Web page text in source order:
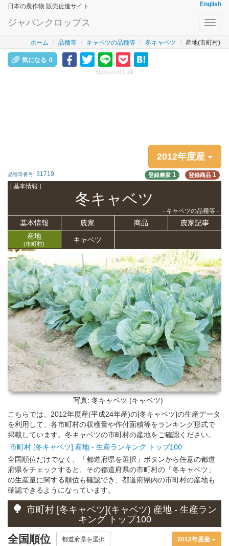
日本の農作物 販売促進サイト English
ジャパンクロップス
ホーム 品種等 キャベツの品種等 冬キャベツ 産地(市町村)
気になる 0
Sponsored Link
2012年度産
品種等番号: 31719 登録農家 1 登録商品 1
[ 基本情報 ]
冬キャベツ
- キャベツの品種等 -
基本情報 農家 商品
農家記事
産地
(市町村) キャベツ
写真: 冬キャベツ (キャベツ)
こちらでは、2012年度産(平成24年産)の[冬キャベツ]の生産データ
を利用して、各市町村の収穫量や作付面積等をランキング形式で
掲載しています。冬キャベツの市町村の産地をご確認ください。
市町村 [冬キャベツ] 産地 - 生産ランキング トップ100
全国順位だけでなく、「都道府県を選択」ボタンから任意の都道
府県をチェックすると、その都道府県の市町村の「冬キャベツ」
の生産量に関する順位も確認でき、都道府県内の市町村の産地も
確認できるようになっています。
市町村 [冬キャベツ](キャベツ) 産地 - 生産ラン
キング トップ100
全国順位 都道府県を選択 2012年度産